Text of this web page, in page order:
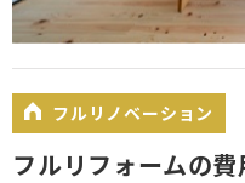
フルリノベーション
フルリフォームの